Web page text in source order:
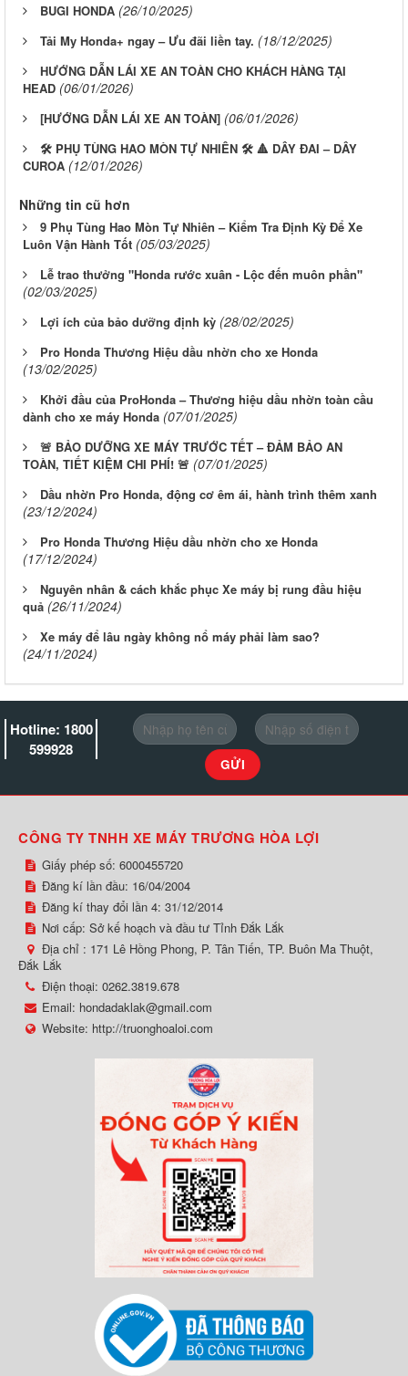
BUGI HONDA (26/10/2025)
​ Tải My Honda+ ngay – Ưu đãi liền tay. (18/12/2025)
HƯỚNG DẪN LÁI XE AN TOÀN CHO KHÁCH HÀNG TẠI
HEAD (06/01/2026)
[HƯỚNG DẪN LÁI XE AN TOÀN] (06/01/2026)
🛠 PHỤ TÙNG HAO MÒN TỰ NHIÊN 🛠 🔺 DÂY ĐAI – DÂY
CUROA (12/01/2026)
Những tin cũ hơn
9 Phụ Tùng Hao Mòn Tự Nhiên – Kiểm Tra Định Kỳ Để Xe
Luôn Vận Hành Tốt (05/03/2025)
Lễ trao thưởng "Honda rước xuân - Lộc đến muôn phần"
(02/03/2025)
Lợi ích của bảo dưỡng định kỳ (28/02/2025)
Pro Honda Thương Hiệu dầu nhờn cho xe Honda
(13/02/2025)
Khởi đầu của ProHonda – Thương hiệu dầu nhờn toàn cầu
dành cho xe máy Honda (07/01/2025)
🚨 BẢO DƯỠNG XE MÁY TRƯỚC TẾT – ĐẢM BẢO AN
TOÀN, TIẾT KIỆM CHI PHÍ! 🚨 (07/01/2025)
Dầu nhờn Pro Honda, động cơ êm ái, hành trình thêm xanh
(23/12/2024)
Pro Honda Thương Hiệu dầu nhờn cho xe Honda
(17/12/2024)
Nguyên nhân & cách khắc phục Xe máy bị rung đầu hiệu
quả (26/11/2024)
Xe máy để lâu ngày không nổ máy phải làm sao?
(24/11/2024)
Hotline: 1800
599928
CÔNG TY TNHH XE MÁY TRƯƠNG HÒA LỢI
Giấy phép số: 6000455720
Đăng kí lần đầu: 16/04/2004
Đăng kí thay đổi lần 4: 31/12/2014
Nơi cấp: Sở kế hoạch và đầu tư Tỉnh Đắk Lắk
Địa chỉ : 171 Lê Hồng Phong, P. Tân Tiến, TP. Buôn Ma Thuột,
Đắk Lắk
Điện thoại: 0262.3819.678
Email: hondadaklak@gmail.com
Website: http://truonghoaloi.com